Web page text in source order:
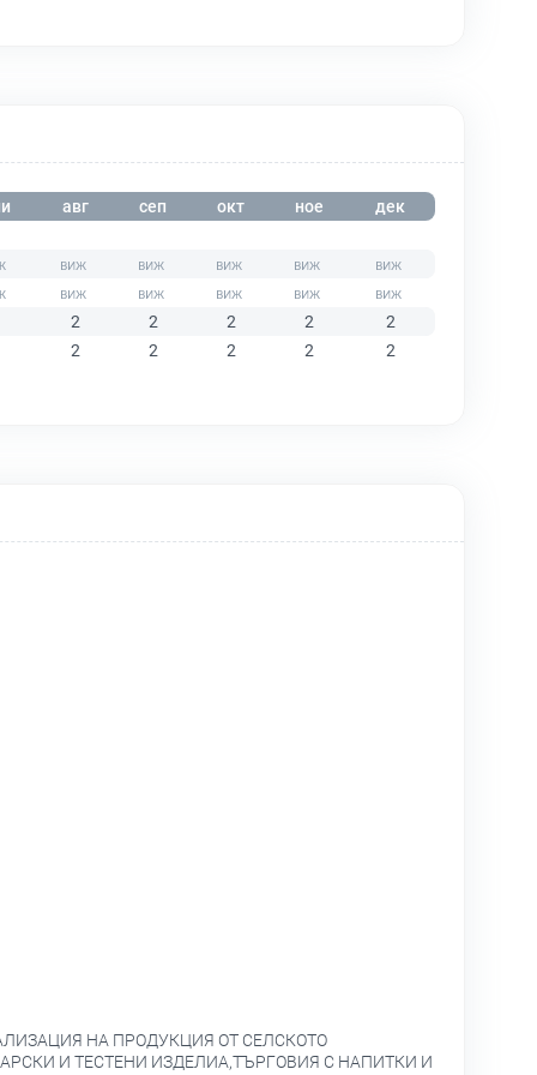
авг сеп окт ное дек
2 2 2 2
2
2
2 2 2 2
НА ПРОДУКЦИЯ ОТ СЕЛСКОТО
И ТЕСТЕНИ ИЗДЕЛИА,ТЪРГОВИЯ С НАПИТКИ И